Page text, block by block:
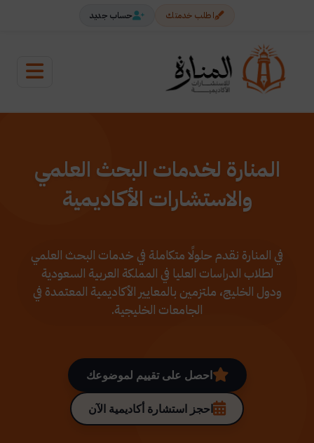
اطلب خدمتك حساب جديد
المنارة لخدمات البحث العلمي
والاستشارات الأكاديمية
في المنارة نقدم حلولًا متكاملة في خدمات البحث العلمي
لطلاب الدراسات العليا في المملكة العربية السعودية
ودول الخليج، ملتزمين بالمعايير الأكاديمية المعتمدة في
الجامعات الخليجية.
احصل على تقييم لموضوعك
احجز استشارة أكاديمية الآن